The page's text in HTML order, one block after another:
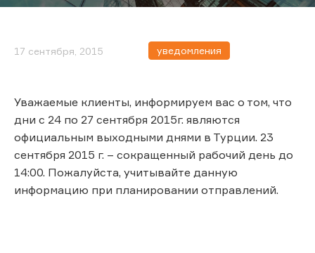
17 сентября, 2015 уведомления
Уважаемые клиенты, информируем вас о том, что
дни с 24 по 27 сентября 2015г. являются
официальным выходными днями в Турции. 23
сентября 2015 г. – сокращенный рабочий день до
14:00. Пожалуйста, учитывайте данную
информацию при планировании отправлений.